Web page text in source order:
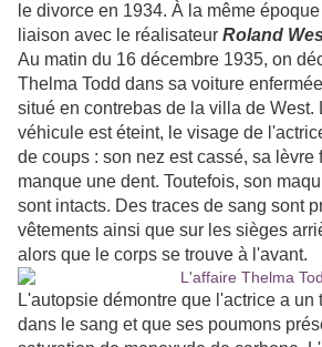
le divorce en 1934. À la même
liaison avec le réalisateur Roland
Au matin du 16 décembre 1935, on
Thelma Todd dans sa voiture
situé en contrebas de la villa de West.
véhicule est éteint, le visage de
de coups : son nez est cassé, sa lèvre
manque une dent. Toutefois, son
sont intacts. Des traces de sang sont
vêtements ainsi que sur les sièges
alors que le corps se trouve à l'avant.
L'autopsie démontre que l'actrice a un
dans le sang et que ses poumons